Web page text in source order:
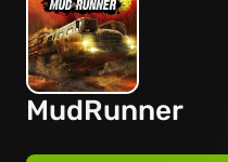
MudRunner